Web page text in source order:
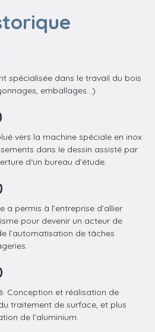
spécialisée dans le travail du bois
emballages…).
vers la machine spéciale en inox
dans le dessin assisté par
d‘un bureau d’étude.
a permis à l’entreprise d’allier
pour devenir un acteur de
l’automatisation de tâches
Conception et réalisation de
traitement de surface, et plus
de l’aluminium.